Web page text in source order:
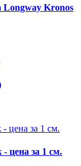
Longway Kronos
цена за 1 см.